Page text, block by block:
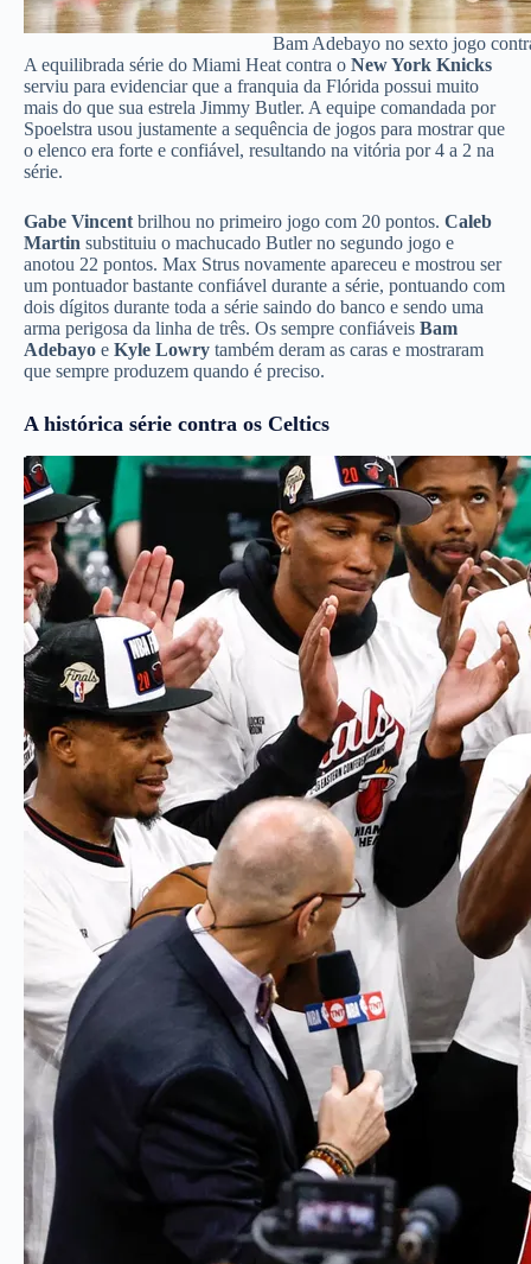
Bam Adebayo no sexto jogo
A equilibrada série do Miami Heat contra o New York Knicks
serviu para evidenciar que a franquia da Flórida possui muito
mais do que sua estrela Jimmy Butler. A equipe comandada por
Spoelstra usou justamente a sequência de jogos para mostrar que
o elenco era forte e confiável, resultando na vitória por 4 a 2 na
série.
Gabe Vincent brilhou no primeiro jogo com 20 pontos. Caleb
Martin substituiu o machucado Butler no segundo jogo e
anotou 22 pontos. Max Strus novamente apareceu e mostrou ser
um pontuador bastante confiável durante a série, pontuando com
dois dígitos durante toda a série saindo do banco e sendo uma
arma perigosa da linha de três. Os sempre confiáveis Bam
Adebayo e Kyle Lowry também deram as caras e mostraram
que sempre produzem quando é preciso.
A histórica série contra os Celtics